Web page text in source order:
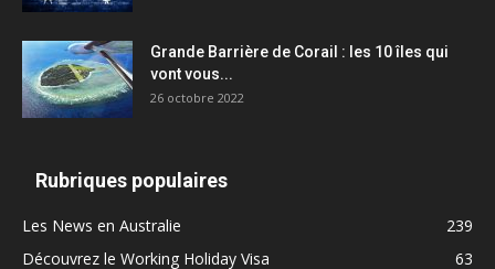
Grande Barrière de Corail : les 10 îles qui
vont vous...
26 octobre 2022
Rubriques populaires
Les News en Australie
239
Découvrez le Working Holiday Visa
63